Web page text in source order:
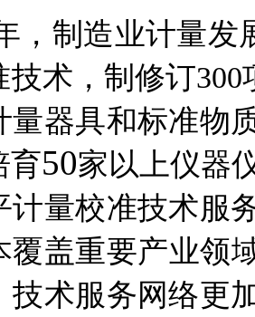
， 制造业计量发
技术，制修订300
量器具和标准物
育50家以 上仪器
计量校准技术服
覆盖重要产业领
技术服务网络更